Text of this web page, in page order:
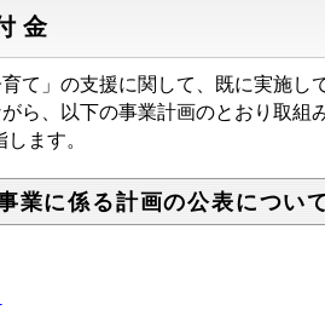
金
て」の支援に関して、既に実施し
ら、以下の事業計画のとおり取組
ます。
業に係る計画の公表につい